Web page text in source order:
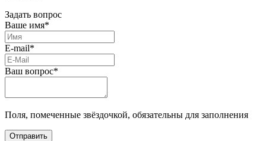
Задать вопрос
Ваше имя*
E-mail*
Ваш вопрос*
Поля, помеченные звёздочкой, обязательны для заполнения